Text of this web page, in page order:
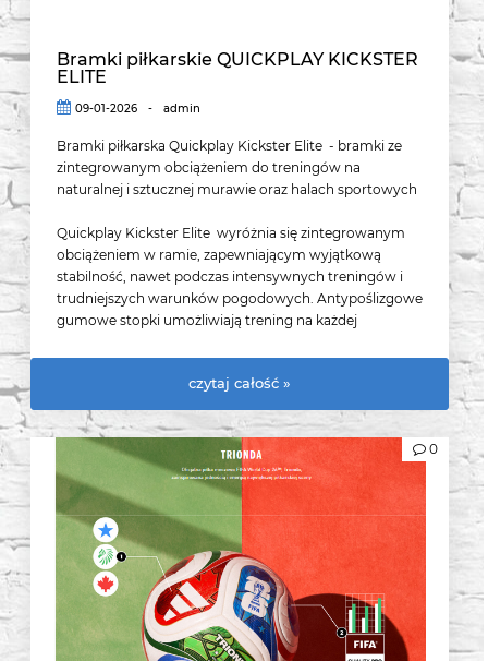
Bramki piłkarskie QUICKPLAY KICKSTER
ELITE
09-01-2026 - admin
Bramki piłkarska Quickplay Kickster Elite - bramki ze
zintegrowanym obciążeniem do treningów na
naturalnej i sztucznej murawie oraz halach sportowych
Quickplay Kickster Elite wyróżnia się zintegrowanym
obciążeniem w ramie, zapewniającym wyjątkową
stabilność, nawet podczas intensywnych treningów i
trudniejszych warunków pogodowych. Antypoślizgowe
gumowe stopki umożliwiają trening na każdej
sekund oraz lekka konstrukcja z systemem Flexi-Post
czynią ją idealnym wyborem zarówno dla drużyn
piłkarskich, jak i indywidualnych użytkowników. Dzięki
kompaktowym rozmiarom po złożeniu i torbie w
zestawie, bramka Quickplay Kickster Elite jest niezwykle
łatwa w transporcie.
czytaj całość »
0